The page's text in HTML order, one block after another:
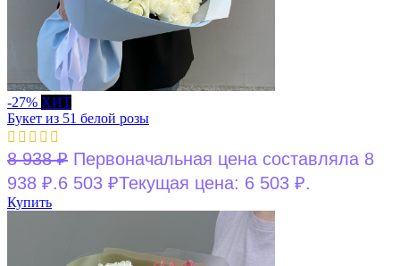
-27% ХИТ
Букет из 51 белой розы
8 938₽ Первоначальная цена составляла 8
938 ₽.6 503 ₽Текущая цена: 6 503 ₽.
Купить